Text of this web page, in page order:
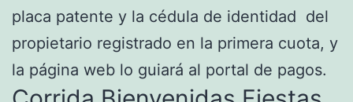
placa patente y la cédula de identidad del
propietario registrado en la primera cuota, y
la página web lo guiará al portal de pagos.